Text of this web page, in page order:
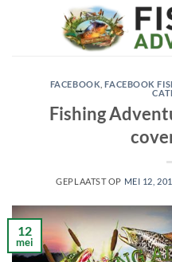
FACEBOOK ,FACEBOOK
Fishing
GEPLAATST OP MEI 12,
12
mei